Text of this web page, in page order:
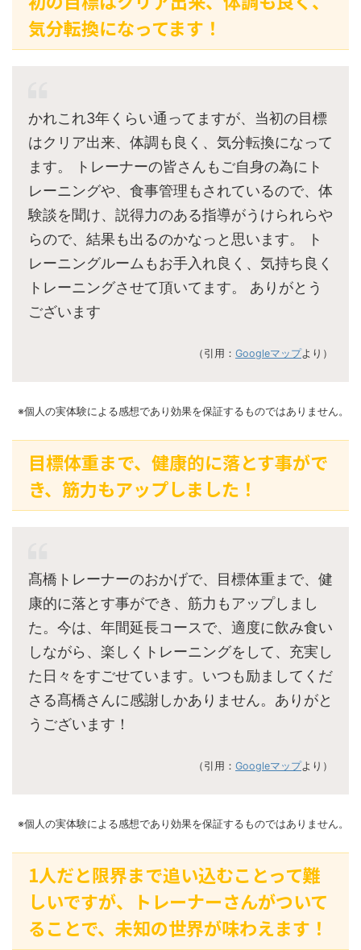
気分転換になってます！
かれこれ3年くらい通ってますが、当初の目標
はクリア出来、体調も良く、気分転換になって
ます。 トレーナーの皆さんもご自身の為にト
レーニングや、食事管理もされているので、体
験談を聞け、説得力のある指導がうけられらや
らので、結果も出るのかなっと思います。 ト
レーニングルームもお手入れ良く、気持ち良く
トレーニングさせて頂いてます。 ありがとう
ございます
（引用： Googleマップより）
※個人の実体験による感想であり効果を保証するものではありません。
目標体重まで、健康的に落とす事がで
き、筋力もアップしました！
髙橋トレーナーのおかげで、目標体重まで、健
康的に落とす事ができ、筋力もアップしまし
た。今は、年間延長コースで、適度に飲み食い
しながら、楽しくトレーニングをして、充実し
た日々をすごせています。いつも励ましてくだ
さる髙橋さんに感謝しかありません。ありがと
うございます！
（引用： Googleマップより）
※個人の実体験による感想であり効果を保証するものではありません。
1人だと限界まで追い込むことって難
しいですが、トレーナーさんがついて
ることで、未知の世界が味わえます！